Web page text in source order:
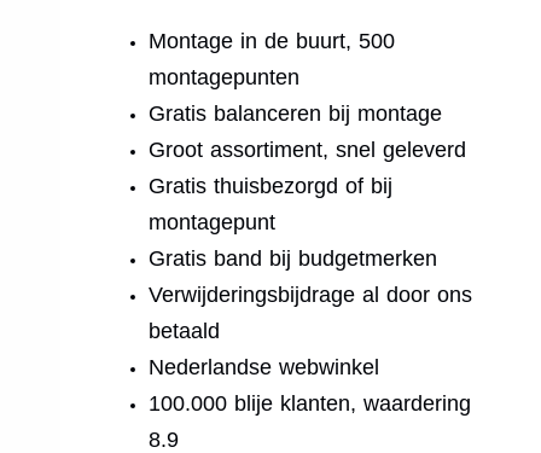
Montage in de buurt, 500
montagepunten
Gratis balanceren bij montage
Groot assortiment, snel geleverd
Gratis thuisbezorgd of bij
montagepunt
Gratis band bij budgetmerken
Verwijderingsbijdrage al door ons
betaald
Nederlandse webwinkel
100.000 blije klanten, waardering
8.9